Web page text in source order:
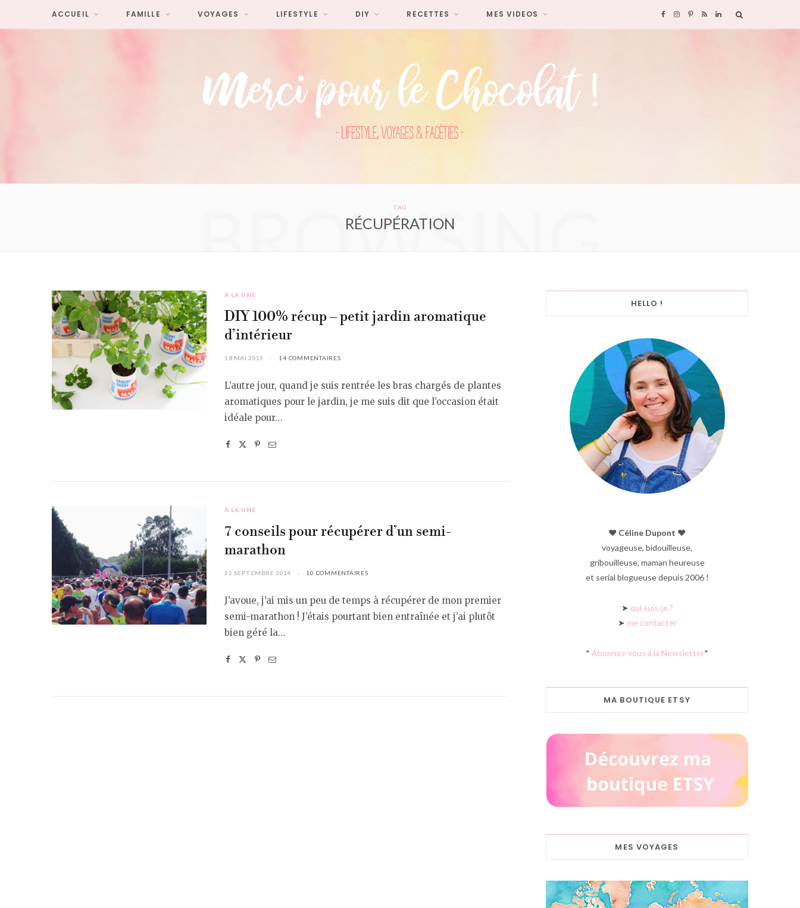
F I P
e
R L
I
ACCUEIL FAMILLE VOYAGES LIFESTYLE DIY RECETTES MES VIDEOS
TAG
RÉCUPÉRATION
BROWSING
À LA UNE
DIY 100% récup – petit jardin aromatique
d’intérieur
18 MAI 2015 14 COMMENTAIRES
L’autre jour, quand je suis rentrée les bras chargés de plantes
aromatiques pour le jardin, je me suis dit que l’occasion était
idéale pour…
À LA UNE
7 conseils pour récupérer d’un semi-
marathon
22 SEPTEMBRE 2014 10 COMMENTAIRES
J’avoue, j’ai mis un peu de temps à récupérer de mon premier
semi-marathon ! J’étais pourtant bien entraînée et j’ai plutôt
bien géré la…
HELLO !
♥︎ Céline Dupont ♥︎
voyageuse, bidouilleuse,
gribouilleuse, maman heureuse
et serial blogueuse depuis 2006 !
➤ qui suis-je ?
➤ me contacter
* Abonnez-vous à la Newsletter*
MA BOUTIQUE ETSY
MES VOYAGES